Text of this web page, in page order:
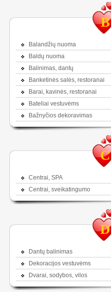
B
Balandžių nuoma
Baldų nuoma
Balinimas, dantų
Banketinės salės, restoranai
Barai, kavinės, restoranai
Bateliai vestuvėms
Bažnyčios dekoravimas
C
Centrai, SPA
Centrai, sveikatingumo
D
Dantų balinimas
Dekoracijos vestuvėms
Dvarai, sodybos, vilos